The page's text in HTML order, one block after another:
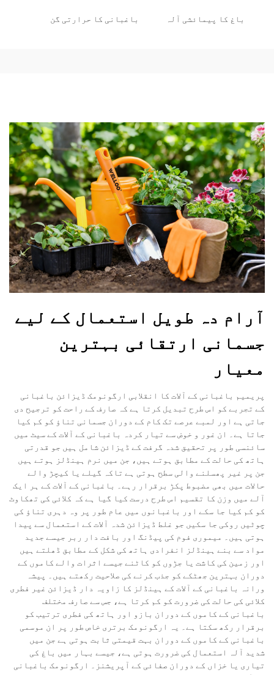
باغ کا پیمائشی آلہ باغبانی کا حرارتی گن
آرام دہ طویل استعمال کے لیے
جسمانی ارتقائی بہترین
معیار
پریمیم باغبانی کے آلات کا انقلابی ارگونومک ڈیزائن باغبانی
کے تجربے کو اس طرح تبدیل کرتا ہے کہ صارف کے راحت کو ترجیح دی
جاتی ہے اور لمبے عرصے تک کام کے دوران جسمانی تناؤ کو کم کیا
جاتا ہے۔ ان غور و خوض سے تیار کردہ باغبانی کے آلات کے سیٹ میں
سائنسی طور پر تحقیق شدہ گرفت کے ڈیزائن شامل ہیں جو قدرتی
ہاتھ کی حالت کے مطابق ہوتے ہیں، جن میں نرم ہینڈلز ہوتے ہیں
جن پر غیر پھسلنے والی سطح ہوتی ہے تاکہ گیلے یا کیچڑ والے
حالات میں بھی مضبوط پکڑ برقرار رہے۔ باغبانی کے آلات کے ہر ایک
آلے میں وزن کا تقسیم اس طرح درست کیا گیا ہے کہ کلائی کی تھکاوٹ
کو کم کیا جا سکے اور باغبانوں میں عام طور پر وہ دہری تناؤ کی
چوٹیں روکی جا سکیں جو غلط ڈیزائن شدہ آلات کے استعمال سے پیدا
ہوتی ہیں۔ میموری فوم کی پیڈنگ اور بافت دار ربر جیسے جدید
مواد سے بنے ہینڈلز انفرادی ہاتھ کی شکل کے مطابق ڈھلتے ہیں
اور زمین کی کاشت یا جڑوں کو کاٹنے جیسے اثرات والے کاموں کے
دوران بہترین جھٹکے کو جذب کرنے کی صلاحیت رکھتے ہیں۔ پیشہ
ورانہ باغبانی کے آلات کے ہینڈلز کا زاویہ دار ڈیزائن غیر فطری
کلائی کی حالت کی ضرورت کو کم کرتا ہے، جس سے صارف مختلف
باغبانی کے کاموں کے دوران بازو اور ہاتھ کی فطری ترتیب کو
برقرار رکھ سکتا ہے۔ یہ ارگونومک برتری خاص طور پر ان موسمی
باغبانی کے کاموں کے دوران بہت قیمتی ثابت ہوتی ہے جن میں
شدید آلہ استعمال کی ضرورت ہوتی ہے، جیسے بہار میں باغ کی
تیاری یا خزاں کے دوران صفائی کے آپریشنز۔ ارگونومک باغبانی